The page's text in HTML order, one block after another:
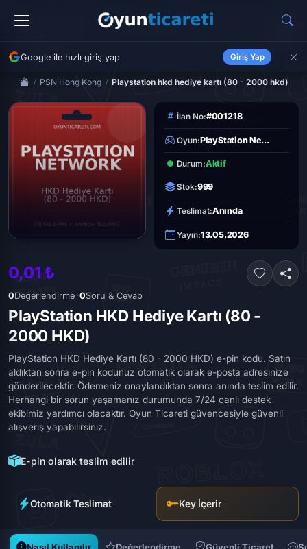
Google ile hızlı giriş yap Giriş Yap
PSN Hong Kong Playstation hkd hediye kartı (80 - 2000 hkd)
İlan No:#001218
Oyun:PlayStation Ne...
Durum:Aktif
Stok:999
Teslimat:Anında
Yayın:13.05.2026
0,01 ₺
0Değerlendirme ·0Soru & Cevap
PlayStation HKD Hediye Kartı (80 -
2000 HKD)
PlayStation HKD Hediye Kartı (80 - 2000 HKD) e-pin kodu. Satın
aldıktan sonra e-pin kodunuz otomatik olarak e-posta adresinize
gönderilecektir. Ödemeniz onaylandıktan sonra anında teslim edilir.
Herhangi bir sorun yaşamanız durumunda 7/24 canlı destek
ekibimiz yardımcı olacaktır. Oyun Ticareti güvencesiyle güvenli
alışveriş yapabilirsiniz.
E-pin olarak teslim edilir
Otomatik Teslimat Key İçerir